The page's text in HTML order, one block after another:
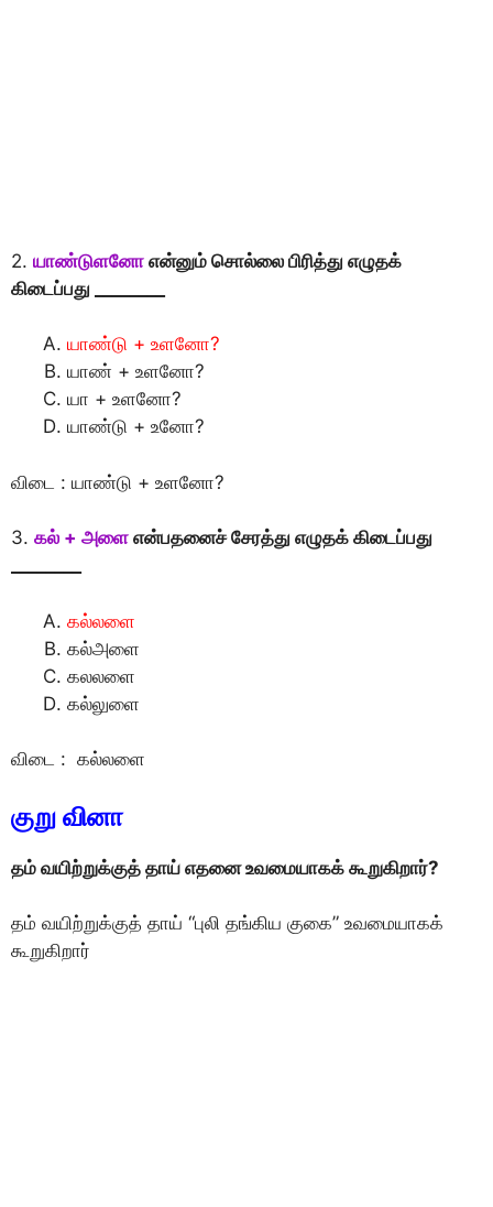
2. யாண்டுளனோ என்னும் சொல்லை பிரித்து எழுதக்
கிடைப்பது ________
யாண்டு + உளனோ?
யாண் + உளனோ?
யா + உளனோ?
யாண்டு + உனோ?
விடை : யாண்டு + உளனோ?
3. கல் + அளை என்பதனைச் சேரத்து எழுதக் கிடைப்பது
கல்லளை
கல்அளை
கலலளை
கல்லுளை
விடை : கல்லளை
குறு வினா
தம் வயிற்றுக்குத் தாய் எதனை உவமையாகக் கூறுகிறார்?
தம் வயிற்றுக்குத் தாய் “புலி தங்கிய குகை” உவமையாகக்
கூறுகிறார்